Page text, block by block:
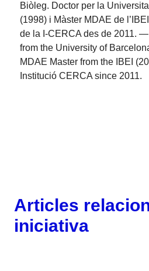
Biòleg. Doctor per la
(1998) i Màster MDAE de
de la I-CERCA des de 2011.
from the University of
MDAE Master from the IBEI
Institució CERCA since 2011.
Articles
iniciativa